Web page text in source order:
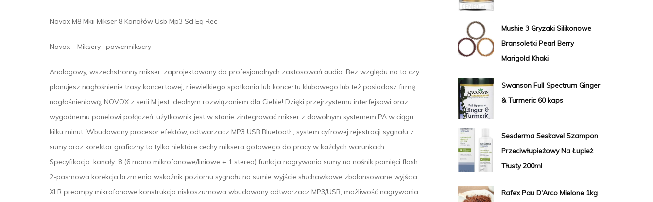
Novox M8 Mkii Mikser 8 Kanałów Usb Mp3 Sd Eq Rec
Novox – Miksery i powermiksery
Analogowy, wszechstronny mikser, zaprojektowany do profesjonalnych zastosowań audio. Bez względu na to czy
planujesz nagłośnienie trasy koncertowej, niewielkiego spotkania lub koncertu klubowego lub też posiadasz firmę
nagłośnieniową, NOVOX z serii M jest idealnym rozwiązaniem dla Ciebie! Dzięki przejrzystemu interfejsowi oraz
wygodnemu panelowi połączeń, użytkownik jest w stanie zintegrować mikser z dowolnym systemem PA w ciągu
kilku minut. Wbudowany procesor efektów, odtwarzacz MP3 USB,Bluetooth, system cyfrowej rejestracji sygnału z
sumy oraz korektor graficzny to tylko niektóre cechy miksera gotowego do pracy w każdych warunkach.
Specyfikacja: kanały: 8 (6 mono mikrofonowe/liniowe + 1 stereo) funkcja nagrywania sumy na nośnik pamięci flash
2-pasmowa korekcja brzmienia wskaźnik poziomu sygnału na sumie wyjście słuchawkowe zbalansowane wyjścia
XLR preampy mikrofonowe konstrukcja niskoszumowa wbudowany odtwarzacz MP3/USB, możliwość nagrywania
Mushie 3 Gryzaki Silikonowe
Bransoletki Pearl Berry
Marigold Khaki
Swanson Full Spectrum Ginger
& Turmeric 60 kaps
Sesderma Seskavel Szampon
Przeciwłupieżowy Na Łupież
Tłusty 200ml
Rafex Pau D'Arco Mielone 1kg